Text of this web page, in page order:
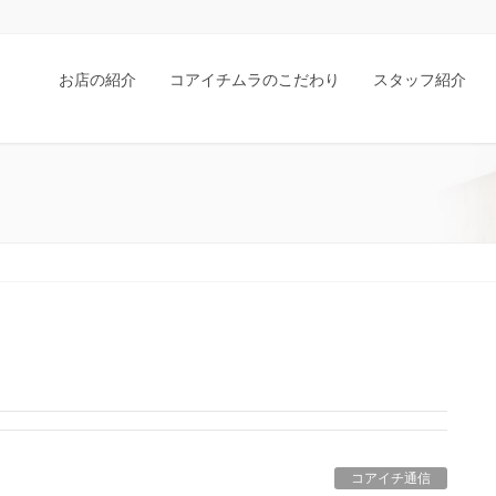
お店の紹介 コアイチムラのこだわり スタッフ紹介
コアイチ通信